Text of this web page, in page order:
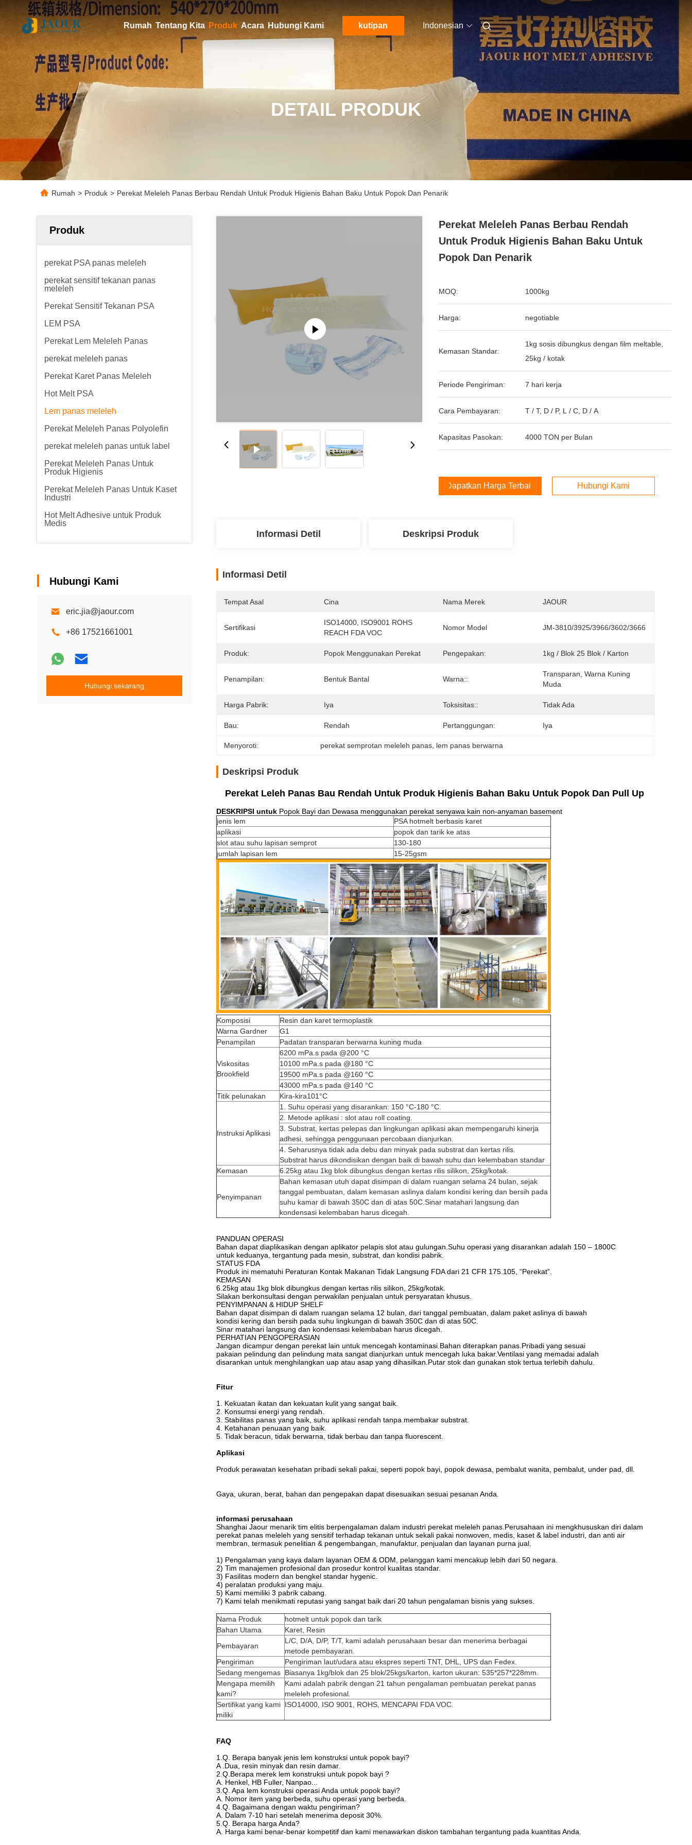
Rumah Tentang Kita Produk Acara Hubungi Kami kutipan Indonesian
DETAIL PRODUK
Rumah > Produk > Perekat Meleleh Panas Berbau Rendah Untuk Produk Higienis Bahan Baku Untuk Popok Dan Penarik
Produk
perekat PSA panas meleleh
perekat sensitif tekanan panas
meleleh
Perekat Sensitif Tekanan PSA
LEM PSA
Perekat Lem Meleleh Panas
perekat meleleh panas
Perekat Karet Panas Meleleh
Hot Melt PSA
Lem panas meleleh
Perekat Meleleh Panas Polyolefin
perekat meleleh panas untuk label
Perekat Meleleh Panas Untuk
Produk Higienis
Perekat Meleleh Panas Untuk Kaset
Industri
Hot Melt Adhesive untuk Produk
Medis
Hubungi Kami
eric.jia@jaour.com
+86 17521661001
Hubungi sekarang
Perekat Meleleh Panas Berbau Rendah
Untuk Produk Higienis Bahan Baku Untuk
Popok Dan Penarik
MOQ: 1000kg
Harga: negotiable
Kemasan Standar:
1kg sosis dibungkus dengan film meltable,
25kg / kotak
Periode Pengiriman: 7 hari kerja
Cara Pembayaran: T / T, D / P, L / C, D / A
Kapasitas Pasokan: 4000 TON per Bulan
Dapatkan Harga Terbaik Hubungi Kami
Informasi Detil Deskripsi Produk
Informasi Detil
Tempat Asal Cina Nama Merek JAOUR
Sertifikasi
ISO14000, ISO9001 ROHS
REACH FDA VOC
Nomor Model JM-3810/3925/3966/3602/3666
Produk: Popok Menggunakan Perekat Pengepakan: 1kg / Blok 25 Blok / Karton
Penampilan: Bentuk Bantal Warna::
Transparan, Warna Kuning
Muda
Harga Pabrik: Iya Toksisitas:: Tidak Ada
Bau: Rendah Pertanggungan: Iya
Menyoroti: perekat semprotan meleleh panas lem panas berwarna
Deskripsi Produk
Perekat Leleh Panas Bau Rendah Untuk Produk Higienis Bahan Baku Untuk Popok Dan Pull Up
DESKRIPSI untuk Popok Bayi dan Dewasa menggunakan perekat senyawa kain non-anyaman basement
jenis lem
PSA hotmelt berbasis karet
aplikasi
popok dan tarik ke atas
slot atau suhu lapisan semprot
130-180
jumlah lapisan lem
15-25gsm
Komposisi
Resin dan karet termoplastik
Warna Gardner
G1
Penampilan
Padatan transparan berwarna kuning muda
Viskositas
Brookfield
6200 mPa.s pada @200 °C
10100 mPa.s pada @180 °C
19500 mPa.s pada @160 °C
43000 mPa.s pada @140 °C
Titik pelunakan
Kira-kira101°C
Instruksi Aplikasi
1. Suhu operasi yang disarankan: 150 °C-180 °C.
2. Metode aplikasi : slot atau roll coating.
3. Substrat, kertas pelepas dan lingkungan aplikasi akan mempengaruhi kinerja
adhesi, sehingga penggunaan percobaan dianjurkan.
4. Seharusnya tidak ada debu dan minyak pada substrat dan kertas rilis.
Substrat harus dikondisikan dengan baik di bawah suhu dan kelembaban standar
Kemasan
6.25kg atau 1kg blok dibungkus dengan kertas rilis silikon, 25kg/kotak.
Penyimpanan
Bahan kemasan utuh dapat disimpan di dalam ruangan selama 24 bulan, sejak
tanggal pembuatan, dalam kemasan aslinya dalam kondisi kering dan bersih pada
suhu kamar di bawah 350C dan di atas 50C.Sinar matahari langsung dan
kondensasi kelembaban harus dicegah.
PANDUAN OPERASI
Bahan dapat diaplikasikan dengan aplikator pelapis slot atau gulungan.Suhu operasi yang disarankan adalah 150 – 1800C
untuk keduanya, tergantung pada mesin, substrat, dan kondisi pabrik.
STATUS FDA
Produk ini mematuhi Peraturan Kontak Makanan Tidak Langsung FDA dari 21 CFR 175.105, “Perekat”.
KEMASAN
6.25kg atau 1kg blok dibungkus dengan kertas rilis silikon, 25kg/kotak.
Silakan berkonsultasi dengan perwakilan penjualan untuk persyaratan khusus.
PENYIMPANAN & HIDUP SHELF
Bahan dapat disimpan di dalam ruangan selama 12 bulan, dari tanggal pembuatan, dalam paket aslinya di bawah
kondisi kering dan bersih pada suhu lingkungan di bawah 350C dan di atas 50C.
Sinar matahari langsung dan kondensasi kelembaban harus dicegah.
PERHATIAN PENGOPERASIAN
Jangan dicampur dengan perekat lain untuk mencegah kontaminasi.Bahan diterapkan panas.Pribadi yang sesuai
pakaian pelindung dan pelindung mata sangat dianjurkan untuk mencegah luka bakar.Ventilasi yang memadai adalah
disarankan untuk menghilangkan uap atau asap yang dihasilkan.Putar stok dan gunakan stok tertua terlebih dahulu.
Fitur
1. Kekuatan ikatan dan kekuatan kulit yang sangat baik.
2. Konsumsi energi yang rendah.
3. Stabilitas panas yang baik, suhu aplikasi rendah tanpa membakar substrat.
4. Ketahanan penuaan yang baik.
5. Tidak beracun, tidak berwarna, tidak berbau dan tanpa fluorescent.
Aplikasi
Produk perawatan kesehatan pribadi sekali pakai, seperti popok bayi, popok dewasa, pembalut wanita, pembalut, under pad, dll.
Gaya, ukuran, berat, bahan dan pengepakan dapat disesuaikan sesuai pesanan Anda.
informasi perusahaan
Shanghai Jaour menarik tim elitis berpengalaman dalam industri perekat meleleh panas.Perusahaan ini mengkhususkan diri dalam
perekat panas meleleh yang sensitif terhadap tekanan untuk sekali pakai nonwoven, medis, kaset & label industri, dan anti air
membran, termasuk penelitian & pengembangan, manufaktur, penjualan dan layanan purna jual.
1) Pengalaman yang kaya dalam layanan OEM & ODM, pelanggan kami mencakup lebih dari 50 negara.
2) Tim manajemen profesional dan prosedur kontrol kualitas standar.
3) Fasilitas modern dan bengkel standar hygenic.
4) peralatan produksi yang maju.
5) Kami memiliki 3 pabrik cabang.
7) Kami telah menikmati reputasi yang sangat baik dari 20 tahun pengalaman bisnis yang sukses.
Nama Produk
hotmelt untuk popok dan tarik
Bahan Utama
Karet, Resin
Pembayaran
L/C, D/A, D/P, T/T, kami adalah perusahaan besar dan menerima berbagai
metode pembayaran.
Pengiriman
Pengiriman laut/udara atau ekspres seperti TNT, DHL, UPS dan Fedex.
Sedang mengemas Biasanya 1kg/blok dan 25 blok/25kgs/karton, karton ukuran: 535*257*228mm.
Mengapa memilih
kami?
Kami adalah pabrik dengan 21 tahun pengalaman pembuatan perekat panas
meleleh profesional.
Sertifikat yang kami
miliki
ISO14000, ISO 9001, ROHS, MENCAPAI FDA VOC.
FAQ
1.Q. Berapa banyak jenis lem konstruksi untuk popok bayi?
A .Dua, resin minyak dan resin damar.
2.Q.Berapa merek lem konstruksi untuk popok bayi ?
A. Henkel, HB Fuller, Nanpao...
3.Q. Apa lem konstruksi operasi Anda untuk popok bayi?
A. Nomor item yang berbeda, suhu operasi yang berbeda.
4.Q. Bagaimana dengan waktu pengiriman?
A. Dalam 7-10 hari setelah menerima deposit 30%.
5.Q. Berapa harga Anda?
A. Harga kami benar-benar kompetitif dan kami menawarkan diskon tambahan tergantung pada kuantitas Anda.